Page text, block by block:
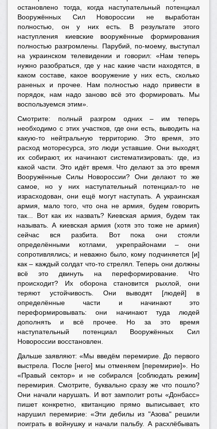
остановлено тогда, когда наступательный потенциал
Вооружённых Сил Новороссии не выработан
полностью, он у них есть. В результате этого
наступления киевские вооружённые формирования
полностью разгромлены. Парубий, по-моему, выступал
на украинском телевидении и говорил: «Нам теперь
нужно разобраться, где у нас какие части находятся, в
каком составе, какое вооружение у них есть, сколько
раненых и прочее. Нам полностью надо привести в
порядок, нам надо заново всё это формировать. Мы
воспользуемся этим».
Смотрите: полный разгром одних – им теперь
необходимо с этих участков, где они есть, выводить на
какую-то нейтральную территорию. Это время, это
расход моторесурса, это люди уставшие. Они выходят,
их собирают, их начинают систематизировать: где, из
какой части. Это идёт время. Что делают за это время
Вооружённые Силы Новороссии? Они делают то же
самое, но у них наступательный потенциал-то не
израсходован, они ещё могут наступать. А украинская
армия, мало того, что она не армия, будем говорить
так... Вот как их назвать? Киевская армия, будем так
называть. А киевская армия (хотя это тоже не армия)
сейчас вся разбита. Вот пока они стояли
определёнными котлами, укрепрайонами – они
сопротивлялись; и неважно было, кому подчиняется [и]
как – каждый солдат что-то стрелял. Теперь они должны
всё это двинуть на переформирование. Что
происходит? Их оборона становится рыхлой, они
теряют устойчивость. Они выводят [людей] в
определённые части и начинают это
переформировывать: они начинают туда людей
дополнять и всё прочее. Но за это время
наступательный потенциал Вооружённых Сил
Новороссии восстановлен.
Дальше заявляют: «Мы введём перемирие. До первого
выстрела. После [него] мы отменяем [перемирие]». Но
«Правый сектор» и не собирался [соблюдать режим]
перемирия. Смотрите, буквально сразу же что пошло?
Они начали нарушать. И вот замполит роты «Донбасс»
пишет конкретно, квитанцию прямо выписывает, кто
нарушил перемирие: «Эти дебилы из "Азова" решили
поиграть в войнушку и начали пальбу. А расхлёбывать